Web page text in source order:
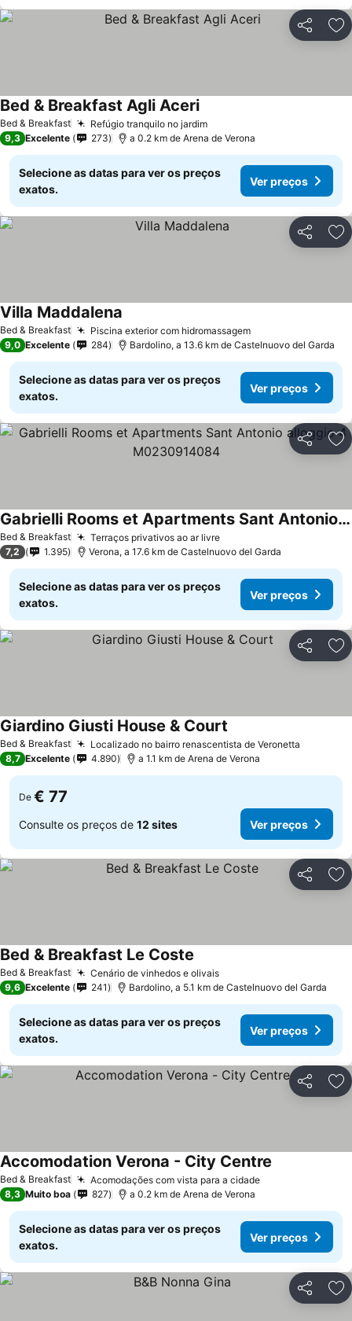
Partilhar
Bed & Breakfast Refúgio tranquilo no jardim
Bed & Breakfast Agli Aceri
9,3 Excelente 273 a 0.2 km de Arena de Verona
Selecione as datas para ver os preços
exatos.
Ver preços
Partilhar
Bed & Breakfast Piscina exterior com hidromassagem
Villa Maddalena
9,0 Excelente 284 Bardolino, a 13.6 km de Castelnuovo del Garda
Selecione as datas para ver os preços
exatos.
Ver preços
Partilhar
Bed & Breakfast Terraços privativos ao ar livre
Gabrielli Rooms et Apartments Sant Antonio alloggio 4 M0230914084
7,2 1.395 Verona, a 17.6 km de Castelnuovo del Garda
Selecione as datas para ver os preços
exatos.
Ver preços
Partilhar
Bed & Breakfast Localizado no bairro renascentista de Veronetta
Giardino Giusti House & Court
8,7 Excelente 4.890 a 1.1 km de Arena de Verona
De € 77
Consulte os preços de 12 sites Ver preços
Partilhar
Bed & Breakfast Cenário de vinhedos e olivais
Bed & Breakfast Le Coste
9,6 Excelente 241 Bardolino, a 5.1 km de Castelnuovo del Garda
Selecione as datas para ver os preços
exatos.
Ver preços
Partilhar
Bed & Breakfast Acomodações com vista para a cidade
Accomodation Verona - City Centre
8,3 Muito boa 827 a 0.2 km de Arena de Verona
Selecione as datas para ver os preços
exatos.
Ver preços
Partilhar